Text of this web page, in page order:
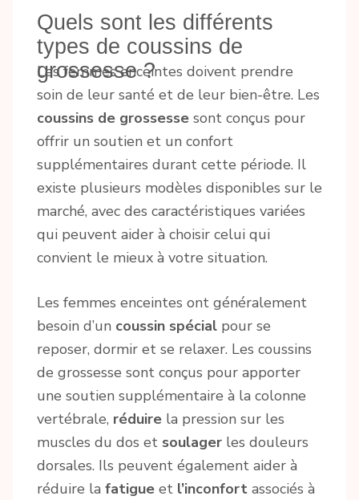
Quels sont les différents
types de coussins de
grossesse ?
Les femmes enceintes doivent prendre
soin de leur santé et de leur bien-être. Les
coussins de grossesse sont conçus pour
offrir un soutien et un confort
supplémentaires durant cette période. Il
existe plusieurs modèles disponibles sur le
marché, avec des caractéristiques variées
qui peuvent aider à choisir celui qui
convient le mieux à votre situation.
Les femmes enceintes ont généralement
besoin d’un coussin spécial pour se
reposer, dormir et se relaxer. Les coussins
de grossesse sont conçus pour apporter
une soutien supplémentaire à la colonne
vertébrale, réduire la pression sur les
muscles du dos et soulager les douleurs
dorsales. Ils peuvent également aider à
réduire la fatigue et l’inconfort associés à